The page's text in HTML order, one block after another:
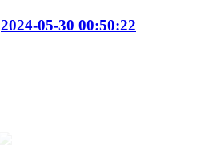
2024-05-30 00:50:22